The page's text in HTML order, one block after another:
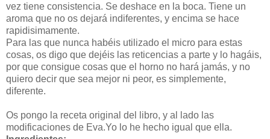
vez tiene consistencia. Se deshace en la boca. Tiene un
aroma que no os dejará indiferentes, y encima se hace
rapidisimamente.
Para las que nunca habéis utilizado el micro para estas
cosas, os digo que dejéis las reticencias a parte y lo hagáis,
por que consigue cosas que el horno no hará jamás, y no
quiero decir que sea mejor ni peor, es simplemente,
diferente.
Os pongo la receta original del libro, y al lado las
modificaciones de Eva.Yo lo he hecho igual que ella.